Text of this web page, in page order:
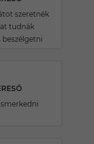
szeretnék
tudnák
beszélgetni